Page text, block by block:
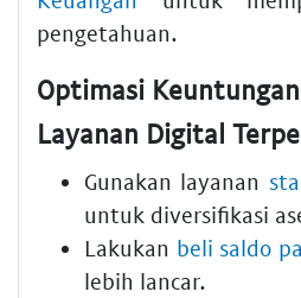
pengetahuan.
Optimasi
Layanan Digital
Gunakan layanan
untuk diversifikasi
Lakukan beli saldo
lebih lancar.